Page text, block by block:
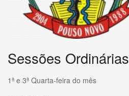
Sessões Ordinárias
1ª e 3ª Quarta-feira do mês